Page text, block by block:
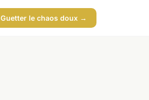
Guetter le chaos doux →